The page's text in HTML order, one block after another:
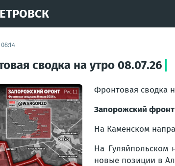
сводка на утро 08.07.26
Фронтовая сводка
Запорожский фронт
На Каменском
На
новые позиции в